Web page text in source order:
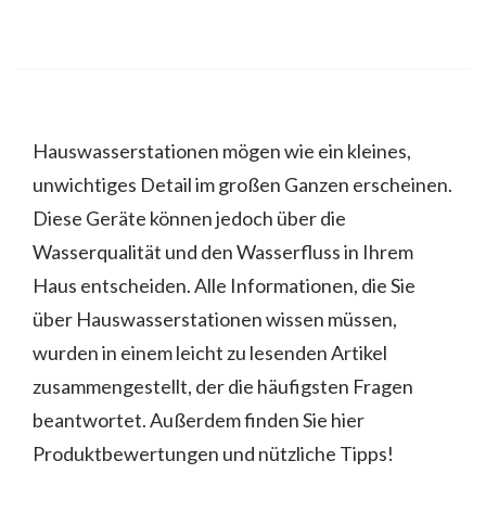
Hauswasserstationen mögen wie ein kleines,
unwichtiges Detail im großen Ganzen erscheinen.
Diese Geräte können jedoch über die
Wasserqualität und den Wasserfluss in Ihrem
Haus entscheiden. Alle Informationen, die Sie
über Hauswasserstationen wissen müssen,
wurden in einem leicht zu lesenden Artikel
zusammengestellt, der die häufigsten Fragen
beantwortet. Außerdem finden Sie hier
Produktbewertungen und nützliche Tipps!